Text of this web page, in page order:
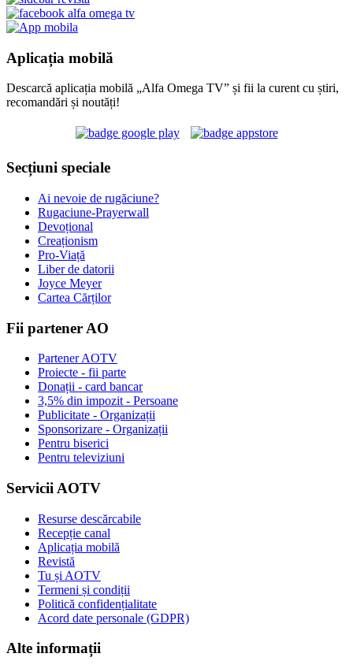
Aplicația mobilă
Descarcă aplicația mobilă „Alfa Omega TV” și fii la curent cu știri,
recomandări și noutăți!
Secțiuni speciale
Ai nevoie de rugăciune?
Rugaciune-Prayerwall
Devoțional
Creaționism
Pro-Viață
Liber de datorii
Joyce Meyer
Cartea Cărților
Fii partener AO
Partener AOTV
Proiecte - fii parte
Donații - card bancar
3,5% din impozit - Persoane
Publicitate - Organizații
Sponsorizare - Organizații
Pentru biserici
Pentru televiziuni
Servicii AOTV
Resurse descărcabile
Recepție canal
Aplicația mobilă
Revistă
Tu și AOTV
Termeni și condiții
Politică confidențialitate
Acord date personale (GDPR)
Alte informații